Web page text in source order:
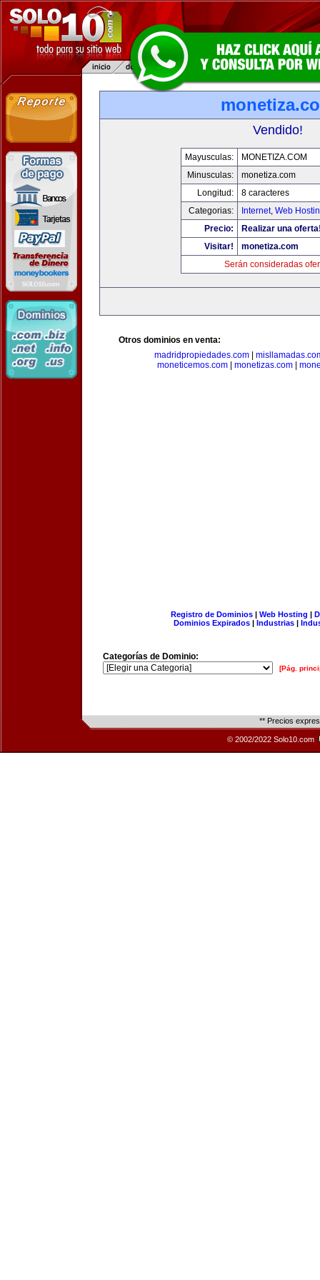
Vendido!
Mayusculas:
MONETIZA.COM
Minusculas:
monetiza.com
Longitud:
8 caracteres
Categorias:
Internet, Web
Precio:
Realizar una
Visitar!
monetiza.com
Serán consideradas
Otros dominios en venta:
madridpropiedades.com|
moneticemos.com| monetizas.com|
Registro de Dominios| Web Hosting |
Dominios Expirados | Industrias |
Categorías de Dominio:
[Pág.
** Precios
© 2002/2022 Solo10.com